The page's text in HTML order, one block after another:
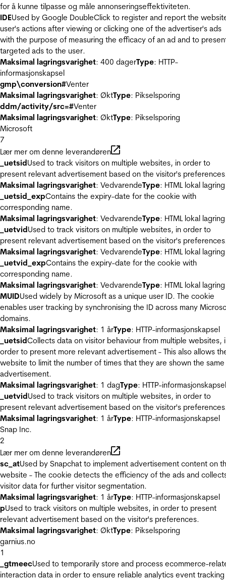
for å kunne tilpasse og måle annonseringseffektiviteten.
IDEUsed by Google DoubleClick to register and report the
user's actions after viewing or clicking one of the advertiser's ads
with the purpose of measuring the efficacy of an ad and to
targeted ads to the user.
Maksimal lagringsvarighet: 400 dagerType: HTTP-
informasjonskapsel
gmp\conversion#Venter
Maksimal lagringsvarighet: ØktType: Pikselsporing
ddm/activity/src=#Venter
Maksimal lagringsvarighet: ØktType: Pikselsporing
Microsoft
7
Lær mer om denne leverandøren
_uetsidUsed to track visitors on multiple websites, in order to
present relevant advertisement based on the visitor's
Maksimal lagringsvarighet: VedvarendeType: HTML lokal lagring
_uetsid_expContains the expiry-date for the cookie with
corresponding name.
Maksimal lagringsvarighet: VedvarendeType: HTML lokal lagring
_uetvidUsed to track visitors on multiple websites, in order to
present relevant advertisement based on the visitor's
Maksimal lagringsvarighet: VedvarendeType: HTML lokal lagring
_uetvid_expContains the expiry-date for the cookie with
corresponding name.
Maksimal lagringsvarighet: VedvarendeType: HTML lokal lagring
MUIDUsed widely by Microsoft as a unique user ID. The cookie
enables user tracking by synchronising the ID across many
domains.
Maksimal lagringsvarighet: 1 årType: HTTP-informasjonskapsel
_uetsidCollects data on visitor behaviour from multiple websites,
order to present more relevant advertisement - This also allows
website to limit the number of times that they are shown the same
advertisement.
Maksimal lagringsvarighet: 1 dagType: HTTP-informasjonskapsel
_uetvidUsed to track visitors on multiple websites, in order to
present relevant advertisement based on the visitor's
Maksimal lagringsvarighet: 1 årType: HTTP-informasjonskapsel
Snap Inc.
2
Lær mer om denne leverandøren
sc_atUsed by Snapchat to implement advertisement content on
website - The cookie detects the efficiency of the ads and
visitor data for further visitor segmentation.
Maksimal lagringsvarighet: 1 årType: HTTP-informasjonskapsel
pUsed to track visitors on multiple websites, in order to present
relevant advertisement based on the visitor's preferences.
Maksimal lagringsvarighet: ØktType: Pikselsporing
garnius.no
1
_gtmeecUsed to temporarily store and process ecommerce-
interaction data in order to ensure reliable analytics event tracking